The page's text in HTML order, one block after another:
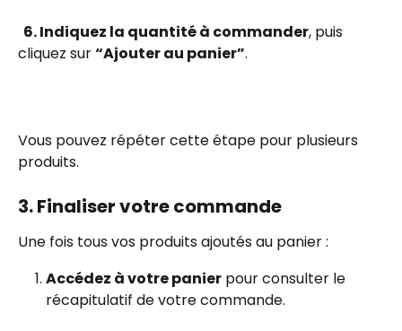
  6. Indiquez la quantité à commander
, puis
cliquez sur “Ajouter au panier”.
Vous pouvez répéter cette étape pour plusieurs
produits.
3. Finaliser votre commande
Une fois tous vos produits ajoutés au panier :
Accédez à votre panier pour consulter le
récapitulatif de votre commande.